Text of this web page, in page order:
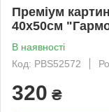
Преміум
40x50см
В наявності
Код: PBS52572
320 ₴